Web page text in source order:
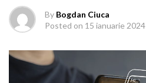
By Bogdan Ciuca
Posted on 15 ianuarie 2024